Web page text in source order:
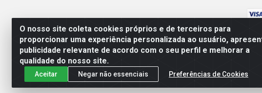
O nosso site coleta cookies próprios e de terceiros para
proporcionar uma experiência personalizada ao usuário,
publicidade relevante de acordo com o seu perfil e melhorar a
qualidade do nosso site.
Aceitar Negar não essenciais Preferências de Cookies
Linhavix Distribuidora LTDA - Avenida Alegre,